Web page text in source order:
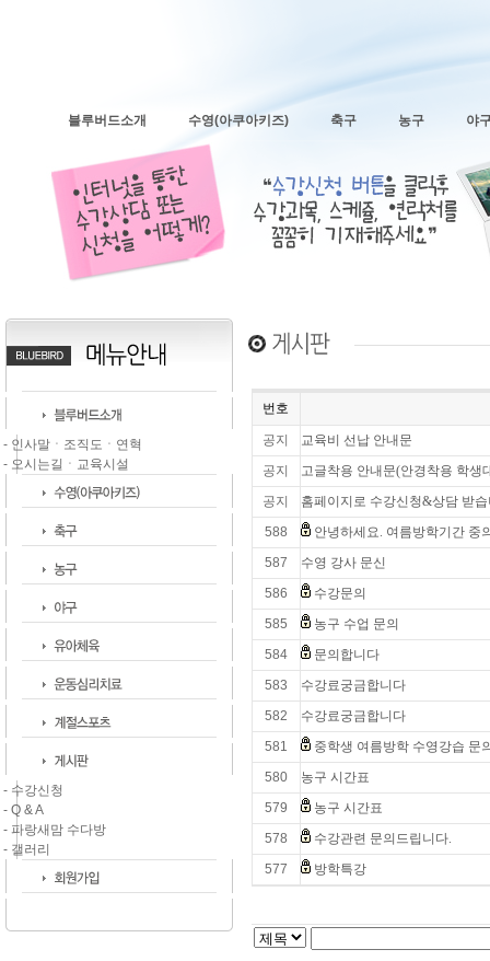
블루버드소개 수영(아쿠아키즈) 축구 농구 야
- 인사말ㆍ조직도ㆍ연혁
- 오시는길ㆍ교육시설
- 수강신청
- Q & A
- 파랑새맘 수다방
- 갤러리
번호
공지
교육비 선납 안내문
공지
고글착용 안내문(안경착용 학생
공지
홈페이지로 수강신청&상담 받
588
안녕하세요. 여름방학기간 중
587
수영 강사 문신
586
수강문의
585
농구 수업 문의
584
문의합니다
583
수강료궁금합니다
582
수강료궁금합니다
581
중학생 여름방학 수영강습 문
580
농구 시간표
579
농구 시간표
578
수강관련 문의드립니다.
577
방학특강